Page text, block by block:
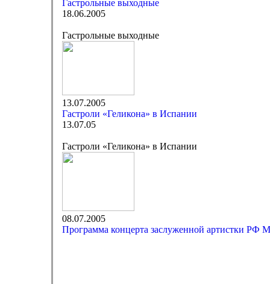
Гастрольные выходные
18.06.2005
Гастрольные выходные
13.07.2005
Гастроли «Геликона» в Испании
13.07.05
Гастроли «Геликона» в Испании
08.07.2005
Программа концерта заслуженной артистки РФ